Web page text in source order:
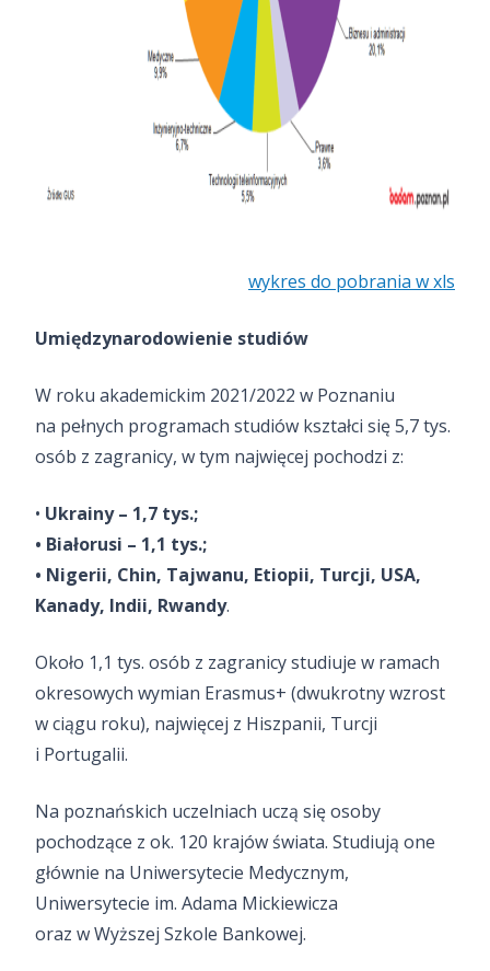
wykres do pobrania w xls
Umiędzynarodowienie studiów
W roku akademickim 2021/2022 w Poznaniu
na pełnych programach studiów kształci się 5,7 tys.
osób z zagranicy, w tym najwięcej pochodzi z:
• Ukrainy – 1,7 tys.;
• Białorusi – 1,1 tys.;
• Nigerii, Chin, Tajwanu, Etiopii, Turcji, USA,
Kanady, Indii, Rwandy.
Około 1,1 tys. osób z zagranicy studiuje w ramach
okresowych wymian Erasmus+ (dwukrotny wzrost
w ciągu roku), najwięcej z Hiszpanii, Turcji
i Portugalii.
Na poznańskich uczelniach uczą się osoby
pochodzące z ok. 120 krajów świata. Studiują one
głównie na Uniwersytecie Medycznym,
Uniwersytecie im. Adama Mickiewicza
oraz w Wyższej Szkole Bankowej.